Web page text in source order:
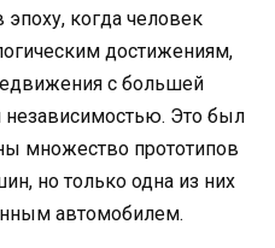
эпоху, когда человек
достижениям,
с большей
Это был
множество прототипов
но только одна из них
автомобилем.